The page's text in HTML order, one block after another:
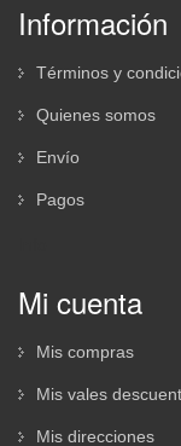
Información
Términos y
Quienes somos
Envío
Pagos
Mi cuenta
Mis compras
Mis vales
Mis direcciones